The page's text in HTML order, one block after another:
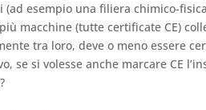
(ad esempio una filiera chimico-
macchine (tutte certificate CE)
tra loro, deve o meno essere
se si volesse anche marcare CE